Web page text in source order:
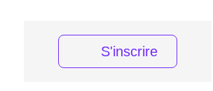
S'inscrire